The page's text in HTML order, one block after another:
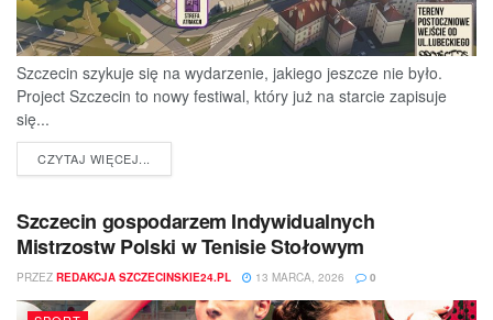
Szczecin szykuje się na wydarzenie, jakiego jeszcze nie było.
Project Szczecin to nowy festiwal, który już na starcie zapisuje
się...
CZYTAJ WIĘCEJ...
Szczecin gospodarzem Indywidualnych
Mistrzostw Polski w Tenisie Stołowym
PRZEZ REDAKCJA SZCZECINSKIE24.PL 13 MARCA, 2026 0